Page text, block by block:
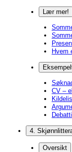
Lær mer!
Hvem
CV –
4.
Oversikt